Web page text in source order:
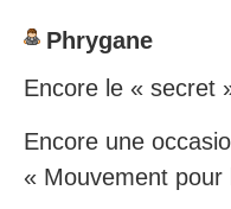
Phrygane
Encore le « secret
Encore une
« Mouvement pour